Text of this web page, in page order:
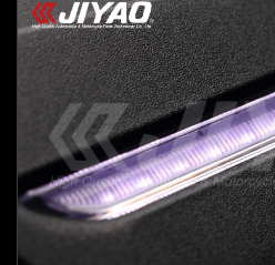
ev
io
us